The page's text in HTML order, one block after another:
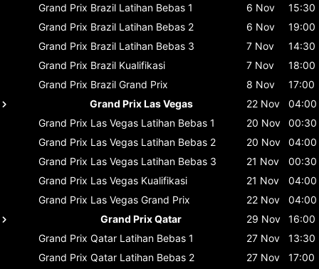
Grand Prix Brazil Latihan Bebas 1 6 Nov
15:30
Grand Prix Brazil Latihan Bebas 2 6 Nov
19:00
Grand Prix Brazil Latihan Bebas 3 7 Nov
14:30
Grand Prix Brazil Kualifikasi 7 Nov
18:00
Grand Prix Brazil Grand Prix 8 Nov
17:00
Grand Prix Las Vegas
22 Nov
04:00
Grand Prix Las Vegas Latihan Bebas 1 20 Nov
00:30
Grand Prix Las Vegas Latihan Bebas 2 20 Nov
04:00
Grand Prix Las Vegas Latihan Bebas 3 21 Nov
00:30
Grand Prix Las Vegas Kualifikasi 21 Nov
04:00
Grand Prix Las Vegas Grand Prix 22 Nov
04:00
Grand Prix Qatar
29 Nov
16:00
Grand Prix Qatar Latihan Bebas 1 27 Nov
13:30
Grand Prix Qatar Latihan Bebas 2 27 Nov
17:00